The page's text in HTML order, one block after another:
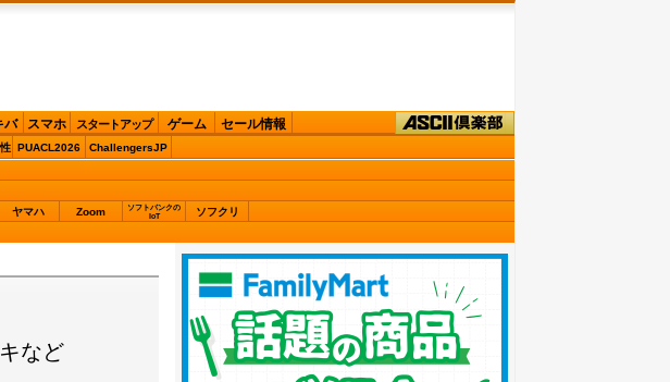
バ スマホ スタートアップ ゲーム セール情報
PUACL2026 ChallengersJP
ヤマハ Zoom
ソフトバンクの
IoT
ソフクリ
など